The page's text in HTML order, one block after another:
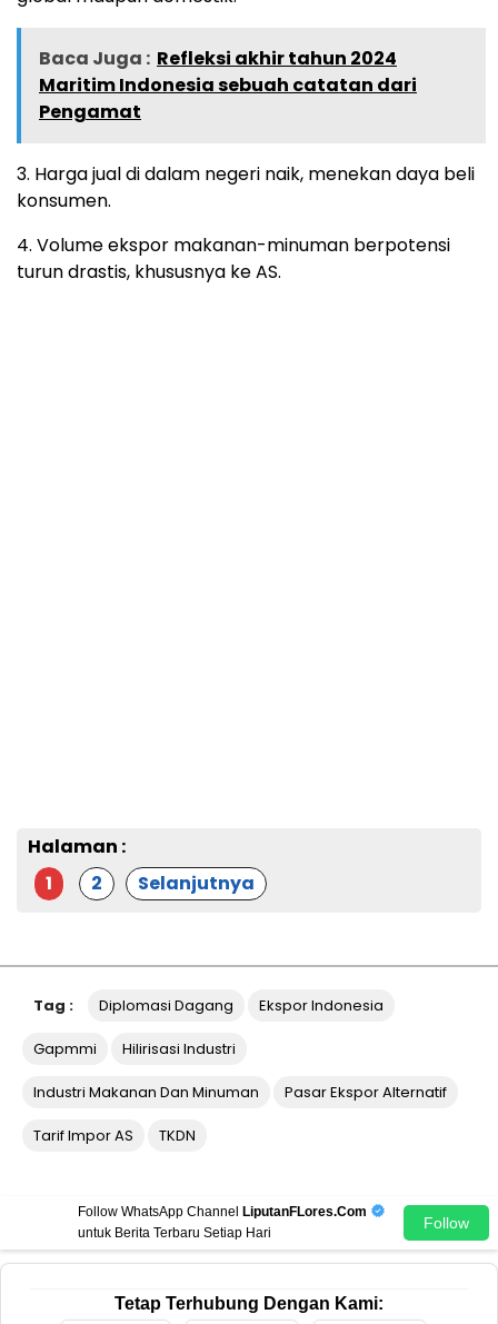
Baca Juga : Refleksi akhir tahun 2024
Maritim Indonesia sebuah catatan dari
Pengamat
3. Harga jual di dalam negeri naik, menekan daya beli
konsumen.
4. Volume ekspor makanan-minuman berpotensi
turun drastis, khususnya ke AS.
Halaman :
1
2 Selanjutnya
Tag : Diplomasi Dagang Ekspor Indonesia
Gapmmi Hilirisasi Industri
Industri Makanan Dan Minuman Pasar Ekspor Alternatif
Tarif Impor AS TKDN
Follow WhatsApp Channel
LiputanFLores.Com
untuk Berita Terbaru Setiap Hari
Follow
Tetap Terhubung Dengan Kami: